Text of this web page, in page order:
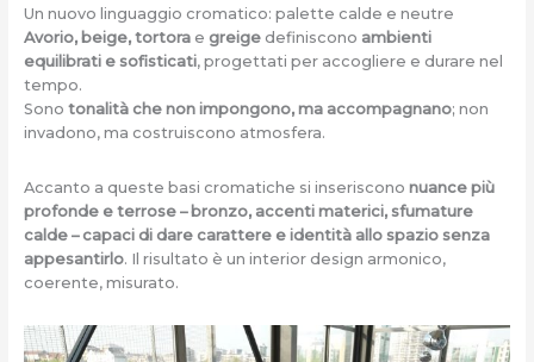
Un nuovo linguaggio cromatico: palette calde e neutre
Avorio, beige, tortora e greigedefiniscono ambienti
equilibrati e sofisticati, progettati per accogliere e durare nel
tempo.
Sono tonalità che non impongono, ma accompagnano; non
invadono, ma costruiscono atmosfera.
Accanto a queste basi cromatiche si inseriscono nuance più
profonde e terrose – bronzo, accenti materici, sfumature
calde – capaci di dare carattere e identità allo spazio senza
appesantirlo. Il risultato è un interior design armonico,
coerente, misurato.